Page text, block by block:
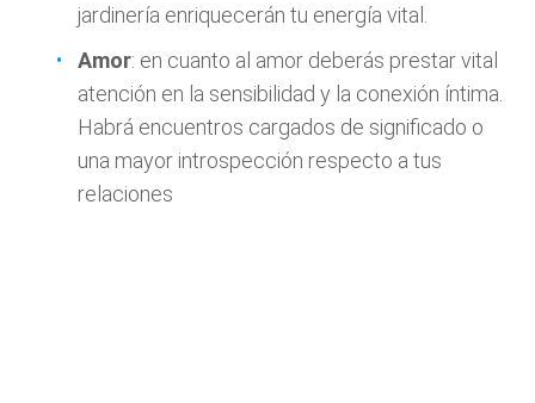
jardinería enriquecerán tu energía vital.
Amor: en cuanto al amor deberás prestar vital
atención en la sensibilidad y la conexión íntima.
Habrá encuentros cargados de significado o
una mayor introspección respecto a tus
relaciones